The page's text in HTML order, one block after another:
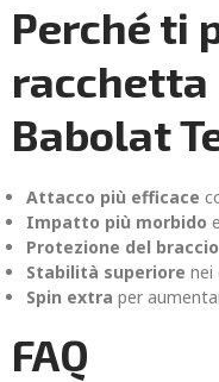
Perché ti
racchetta
Babolat
Attacco più efficace
Impatto più morbido
Protezione del braccio
Stabilità superiore nei
Spin extra per
FAQ